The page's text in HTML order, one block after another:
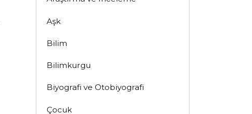
Aşk
Bilim
Bilimkurgu
Biyografi ve Otobiyografi
Çocuk